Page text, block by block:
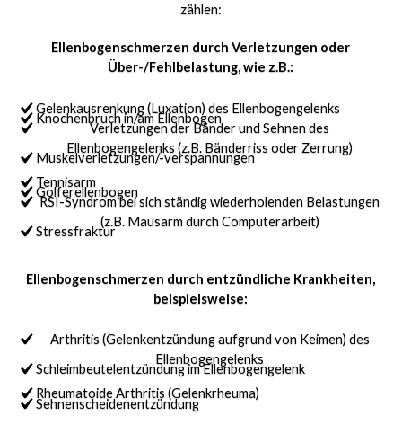
zählen:
Ellenbogenschmerzen durch Verletzungen oder
Über-/Fehlbelastung, wie z.B.:
Gelenkausrenkung (Luxation) des Ellenbogengelenks
Knochenbruch in/am Ellenbogen
Verletzungen der Bänder und Sehnen des
Ellenbogengelenks (z.B. Bänderriss oder Zerrung)
Muskelverletzungen/-verspannungen
Tennisarm
Golferellenbogen
RSI-Syndrom bei sich ständig wiederholenden Belastungen
(z.B. Mausarm durch Computerarbeit)
Stressfraktur
Ellenbogenschmerzen durch entzündliche Krankheiten,
beispielsweise:
Arthritis (Gelenkentzündung aufgrund von Keimen) des
Ellenbogengelenks
Schleimbeutelentzündung im Ellenbogengelenk
Rheumatoide Arthritis (Gelenkrheuma)
Sehnenscheidenentzündung